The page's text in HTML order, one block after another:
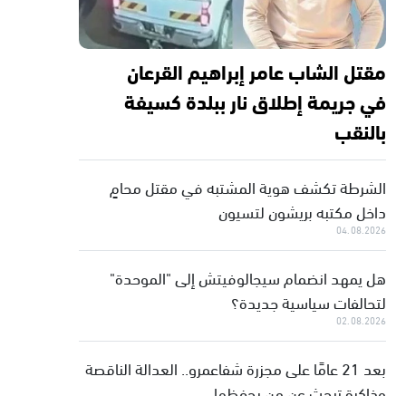
مقتل الشاب عامر إبراهيم القرعان
في جريمة إطلاق نار ببلدة كسيفة
بالنقب
الشرطة تكشف هوية المشتبه في مقتل محامٍ
داخل مكتبه بريشون لتسيون
04.08.2026
هل يمهد انضمام سيجالوفيتش إلى "الموحدة"
لتحالفات سياسية جديدة؟
02.08.2026
بعد 21 عامًا على مجزرة شفاعمرو.. العدالة الناقصة